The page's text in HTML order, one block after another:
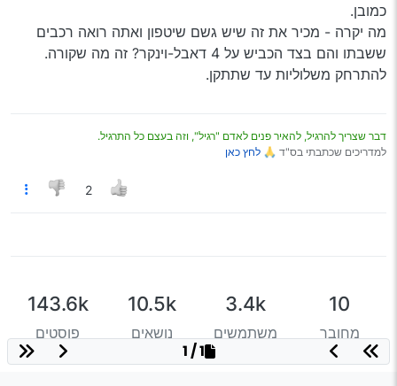
כמובן.
מה יקרה - מכיר את זה שיש גשם שיטפון ואתה רואה רכבים
ששבתו והם בצד הכביש על 4 דאבל-וינקר? זה מה שקורה.
להתרחק משלוליות עד שתתקן.
דבר שצריך להרגיל, להאיר פנים לאדם "רגיל", וזה בעצם כל התרגיל.
למדריכים שכתבתי בס"ד 🙏 לחץ כאן
2
10
מחובר
3.4k
משתמשים
10.5k
נושאים
143.6k
פוסטים
1 / 1